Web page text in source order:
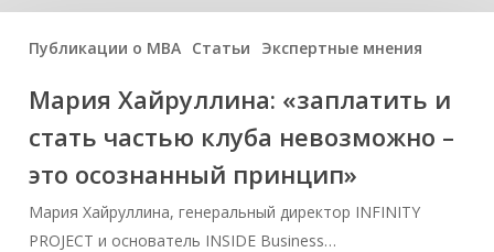
Публикации о МВА Статьи Экспертные мнения
Мария Хайруллина: «заплатить и
стать частью клуба невозможно –
это осознанный принцип»
Мария Хайруллина, генеральный директор INFINITY
PROJECT и основатель INSIDE Business…